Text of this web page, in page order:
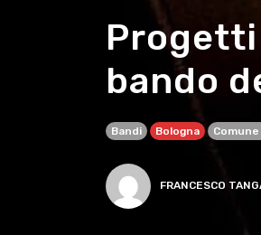
Progetti
bando
Bandi Bologna
FRANCESCO